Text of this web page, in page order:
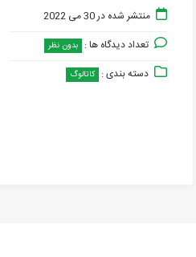
منتشر شده در 30 می 2022
تعداد دیدگاه ها : بدون نظر
دسته بندی : کاتالوگ